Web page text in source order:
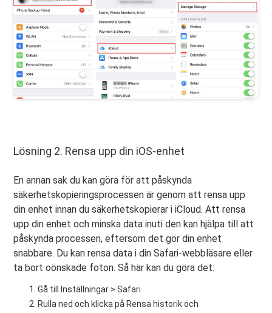
Lösning 2. Rensa upp din iOS-enhet
En annan sak du kan göra för att påskynda
säkerhetskopieringsprocessen är genom att rensa upp
din enhet innan du säkerhetskopierar i iCloud. Att rensa
upp din enhet och minska data inuti den kan hjälpa till att
påskynda processen, eftersom det gör din enhet
snabbare. Du kan rensa data i din Safari-webbläsare eller
ta bort oönskade foton. Så här kan du göra det:
Gå till Inställningar > Safari
Rulla ned och klicka på Rensa historik och